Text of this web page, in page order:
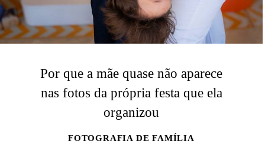
Por que a mãe quase não aparece
nas fotos da própria festa que ela
organizou
FOTOGRAFIA DE FAMÍLIA